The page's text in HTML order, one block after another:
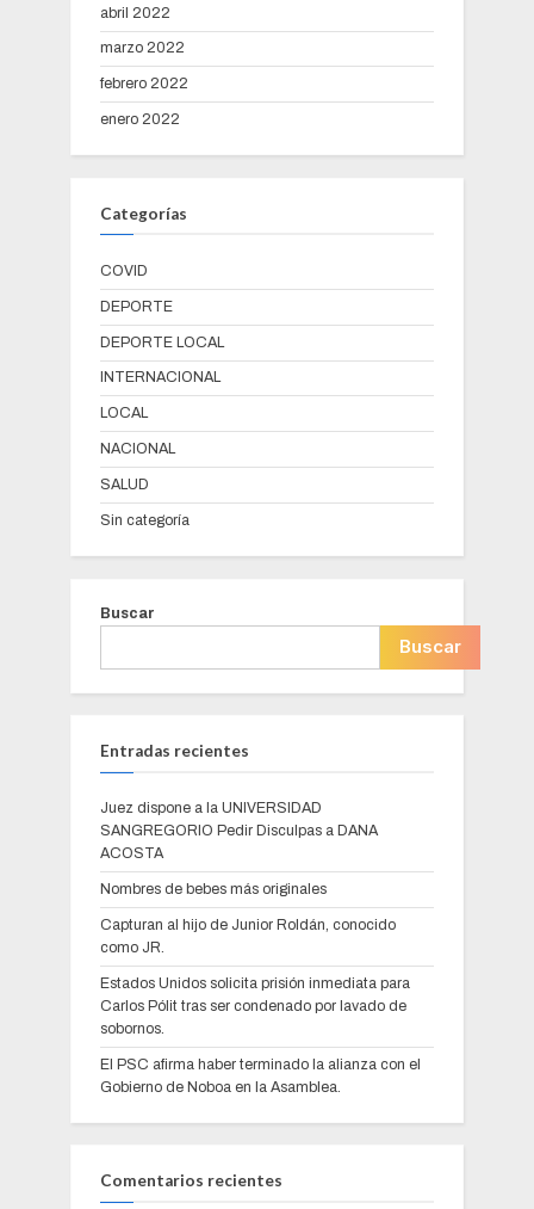
abril 2022
marzo 2022
febrero 2022
enero 2022
Categorías
COVID
DEPORTE
DEPORTE LOCAL
INTERNACIONAL
LOCAL
NACIONAL
SALUD
Sin categoría
Buscar
Buscar
Entradas recientes
Juez dispone a la UNIVERSIDAD
SANGREGORIO Pedir Disculpas a DANA
ACOSTA
Nombres de bebes más originales
Capturan al hijo de Junior Roldán, conocido
como JR.
Estados Unidos solicita prisión inmediata para
Carlos Pólit tras ser condenado por lavado de
sobornos.
El PSC afirma haber terminado la alianza con el
Gobierno de Noboa en la Asamblea.
Comentarios recientes